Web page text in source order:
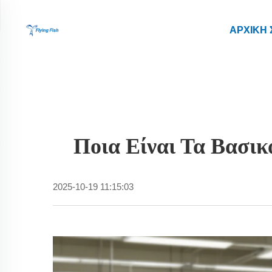
ΑΡΧΙΚΉ
Ποια Είναι Τα
2025-10-19 11:15:03